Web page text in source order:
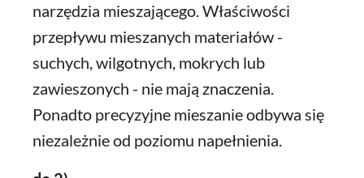
narzędzia mieszającego. Właściwości
przepływu mieszanych materiałów -
suchych, wilgotnych, mokrych lub
zawieszonych - nie mają znaczenia.
Ponadto precyzyjne mieszanie odbywa się
niezależnie od poziomu napełnienia.